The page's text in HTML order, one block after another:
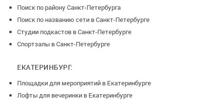
Поиск по району Санкт-Петербурга
Поиск по названию сети в Санкт-Петербурге
Студии подкастов в Санкт-Петербурге
Спортзалы в Санкт-Петербурге
ЕКАТЕРИНБУРГ:
Площадки для мероприятий в Екатеринбурге
Лофты для вечеринки в Екатеринбурге